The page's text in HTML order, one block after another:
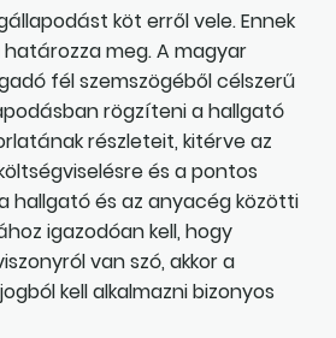
köt erről vele. Ennek
meg. A magyar
fél szemszögéből célszerű
rögzíteni a hallgató
részleteit, kitérve az
és a pontos
hallgató és az anyacég közötti
igazodóan kell, hogy
van szó, akkor a
kell alkalmazni bizonyos